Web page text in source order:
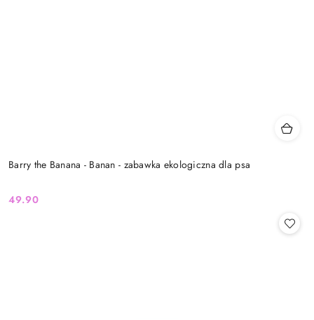
Barry the Banana - Banan - zabawka ekologiczna dla psa
Cena:
49.90